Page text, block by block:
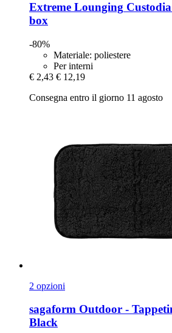
Extreme Lounging
box
-80%
Materiale: poliestere
Per interni
€ 2,43 € 12,19
Consegna entro il giorno 11 agosto
2 opzioni
sagaform Outdoor -​
Black